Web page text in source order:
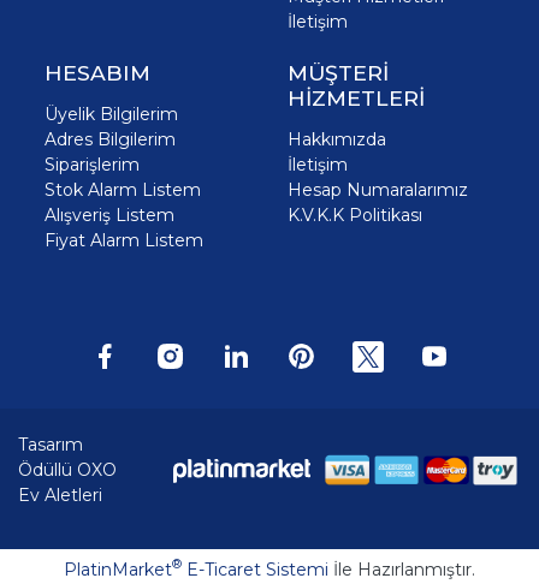
İletişim
HESABIM
Üyelik Bilgilerim
Adres Bilgilerim
Siparişlerim
Stok Alarm Listem
Alışveriş Listem
Fiyat Alarm Listem
MÜŞTERİ
HİZMETLERİ
Hakkımızda
İletişim
Hesap Numaralarımız
K.V.K.K Politikası
Tasarım
Ödüllü OXO
Ev Aletleri
PlatinMarket® E-Ticaret Sistemi İle Hazırlanmıştır.